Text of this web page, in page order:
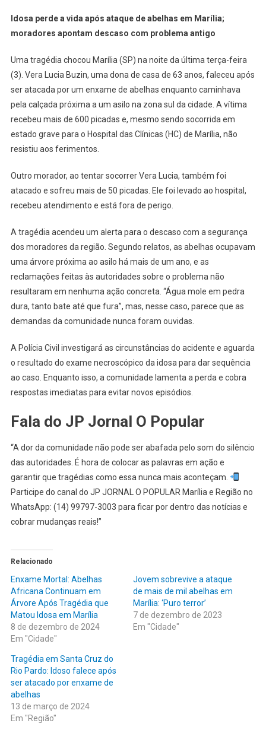
Idosa perde a vida após ataque de abelhas em Marília;
moradores apontam descaso com problema antigo
Uma tragédia chocou Marília (SP) na noite da última terça-feira
(3). Vera Lucia Buzin, uma dona de casa de 63 anos, faleceu após
ser atacada por um enxame de abelhas enquanto caminhava
pela calçada próxima a um asilo na zona sul da cidade. A vítima
recebeu mais de 600 picadas e, mesmo sendo socorrida em
estado grave para o Hospital das Clínicas (HC) de Marília, não
resistiu aos ferimentos.
Outro morador, ao tentar socorrer Vera Lucia, também foi
atacado e sofreu mais de 50 picadas. Ele foi levado ao hospital,
recebeu atendimento e está fora de perigo.
A tragédia acendeu um alerta para o descaso com a segurança
dos moradores da região. Segundo relatos, as abelhas ocupavam
uma árvore próxima ao asilo há mais de um ano, e as
reclamações feitas às autoridades sobre o problema não
resultaram em nenhuma ação concreta. “Água mole em pedra
dura, tanto bate até que fura”, mas, nesse caso, parece que as
demandas da comunidade nunca foram ouvidas.
A Polícia Civil investigará as circunstâncias do acidente e aguarda
o resultado do exame necroscópico da idosa para dar sequência
ao caso. Enquanto isso, a comunidade lamenta a perda e cobra
respostas imediatas para evitar novos episódios.
Fala do JP Jornal O Popular
“A dor da comunidade não pode ser abafada pelo som do silêncio
das autoridades. É hora de colocar as palavras em ação e
garantir que tragédias como essa nunca mais aconteçam.
Participe do canal do JP JORNAL O POPULAR Marília e Região no
WhatsApp: (14) 99797-3003 para ficar por dentro das notícias e
cobrar mudanças reais!”
Relacionado
Enxame Mortal: Abelhas
Africana Continuam em
Árvore Após Tragédia que
Matou Idosa em Marília
8 de dezembro de 2024
Em "Cidade"
Jovem sobrevive a ataque
de mais de mil abelhas em
Marília: ‘Puro terror’
7 de dezembro de 2023
Em "Cidade"
Tragédia em Santa Cruz do
Rio Pardo: Idoso falece após
ser atacado por enxame de
abelhas
13 de março de 2024
Em "Região"